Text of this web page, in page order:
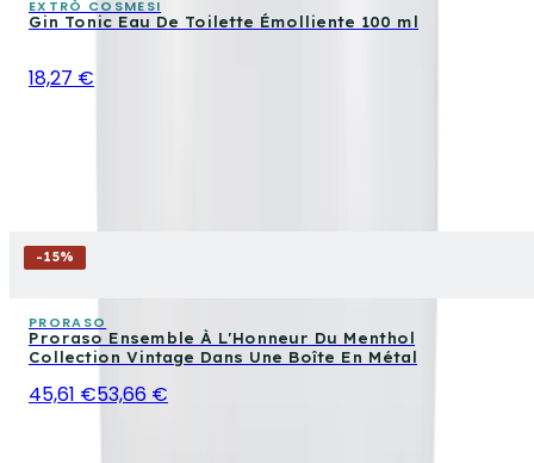
EXTRÒ COSMESI
Gin Tonic Eau De Toilette Émolliente 100 ml
18,27 €
-15%
PRORASO
Proraso Ensemble À L'Honneur Du Menthol
Collection Vintage Dans Une Boîte En Métal
45,61 €53,66 €